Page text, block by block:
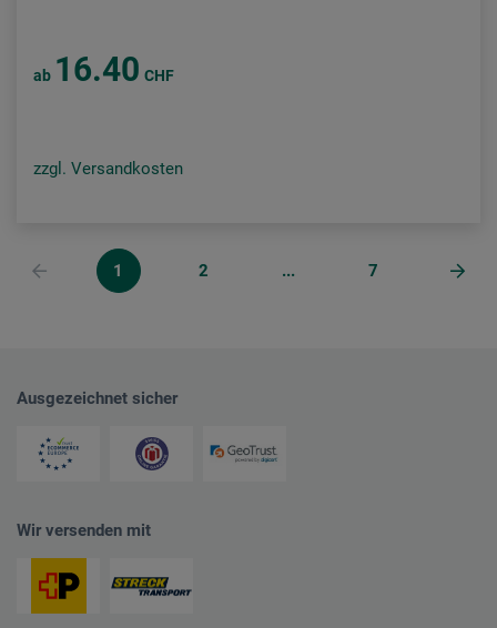
ab 16.40 CHF
zzgl. Versandkosten
1 2 ... 7
Ausgezeichnet sicher
Wir versenden mit